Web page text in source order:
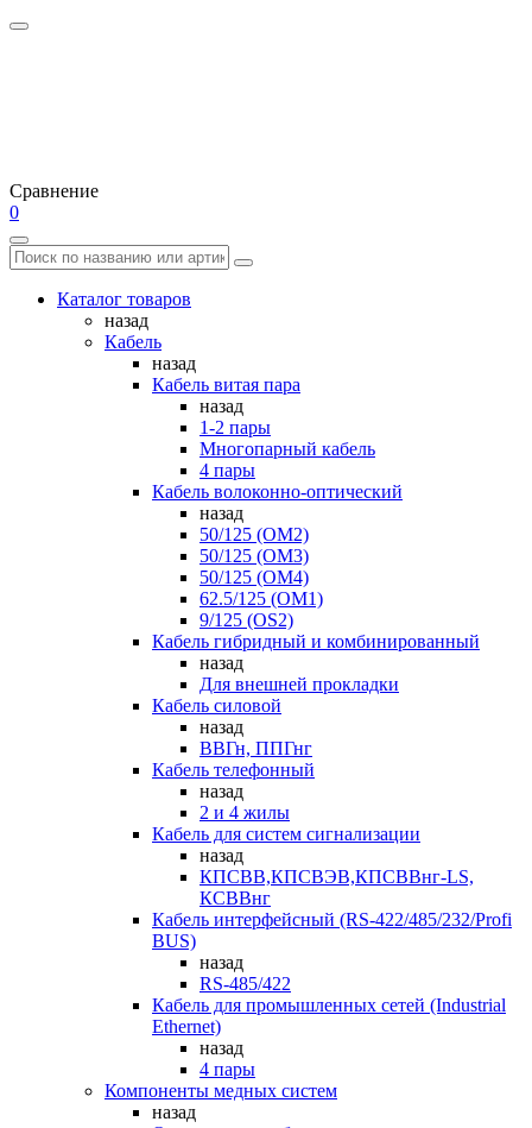
Сравнение
0
Каталог товаров
назад
Кабель
назад
Кабель витая пара
назад
1-2 пары
Многопарный кабель
4 пары
Кабель волоконно-оптический
назад
50/125 (OM2)
50/125 (OM3)
50/125 (OM4)
62.5/125 (OM1)
9/125 (OS2)
Кабель гибридный и комбинированный
назад
Для внешней прокладки
Кабель силовой
назад
ВВГн, ППГнг
Кабель телефонный
назад
2 и 4 жилы
Кабель для систем сигнализации
назад
КПСВВ,КПСВЭВ,КПСВВнг-LS,
КСВВнг
Кабель интерфейсный (RS-422/485/232/Profi
BUS)
назад
RS-485/422
Кабель для промышленных сетей (Industrial
Ethernet)
назад
4 пары
Компоненты медных систем
назад